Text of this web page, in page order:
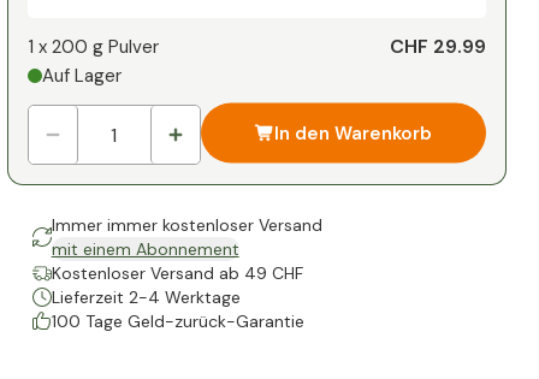
1 x 200 g Pulver
Auf Lager
CHF 29.99
In den Warenkorb
Immer immer kostenloser Versand
mit einem Abonnement
Kostenloser Versand ab 49 CHF
Lieferzeit 2-4 Werktage
100 Tage Geld-zurück-Garantie